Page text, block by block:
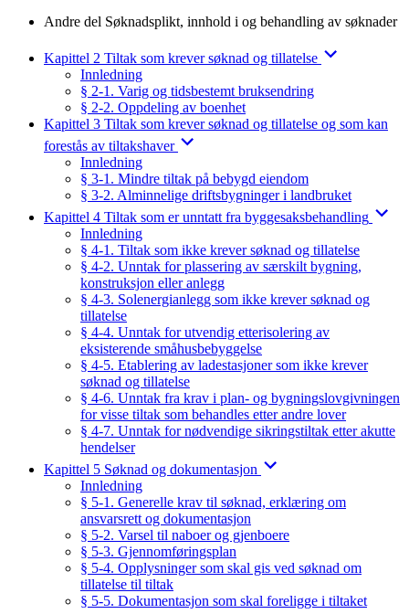
Andre del Søknadsplikt, innhold i og behandling av søknader
Kapittel 2 Tiltak som krever søknad og tillatelse
Innledning
§ 2-1. Varig og tidsbestemt bruksendring
§ 2-2. Oppdeling av boenhet
Kapittel 3 Tiltak som krever søknad og tillatelse og som kan
forestås av tiltakshaver
Innledning
§ 3-1. Mindre tiltak på bebygd eiendom
§ 3-2. Alminnelige driftsbygninger i landbruket
Kapittel 4 Tiltak som er unntatt fra byggesaksbehandling
Innledning
§ 4-1. Tiltak som ikke krever søknad og tillatelse
§ 4-2. Unntak for plassering av særskilt bygning,
konstruksjon eller anlegg
§ 4-3. Solenergianlegg som ikke krever søknad og
tillatelse
§ 4-4. Unntak for utvendig etterisolering av
eksisterende småhusbebyggelse
§ 4-5. Etablering av ladestasjoner som ikke krever
søknad og tillatelse
§ 4-6. Unntak fra krav i plan- og bygningslovgivningen
for visse tiltak som behandles etter andre lover
§ 4-7. Unntak for nødvendige sikringstiltak etter akutte
hendelser
Kapittel 5 Søknad og dokumentasjon
Innledning
§ 5-1. Generelle krav til søknad, erklæring om
ansvarsrett og dokumentasjon
§ 5-2. Varsel til naboer og gjenboere
§ 5-3. Gjennomføringsplan
§ 5-4. Opplysninger som skal gis ved søknad om
tillatelse til tiltak
§ 5-5. Dokumentasjon som skal foreligge i tiltaket